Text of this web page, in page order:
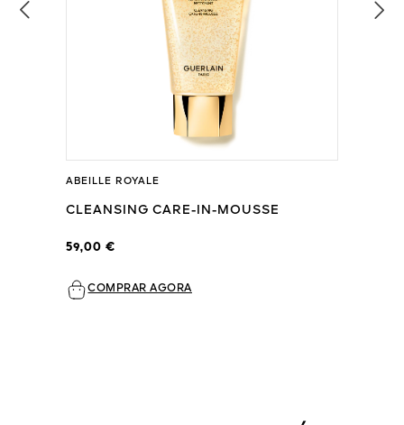
ABEILLE ROYALE
CLEANSING CARE-IN-MOUSSE
59,00 €
COMPRAR AGORA